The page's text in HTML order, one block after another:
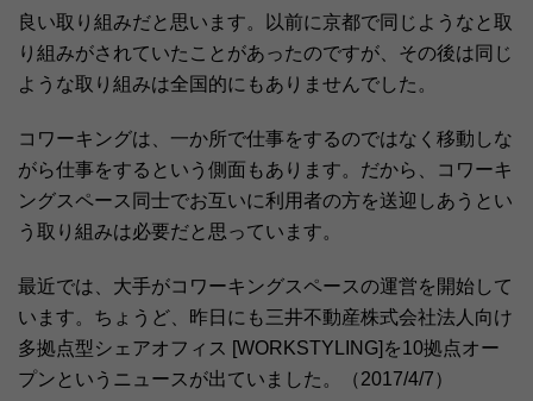
良い取り組みだと思います。以前に京都で同じようなと取
り組みがされていたことがあったのですが、その後は同じ
ような取り組みは全国的にもありませんでした。
コワーキングは、一か所で仕事をするのではなく移動しな
がら仕事をするという側面もあります。だから、コワーキ
ングスペース同士でお互いに利用者の方を送迎しあうとい
う取り組みは必要だと思っています。
最近では、大手がコワーキングスペースの運営を開始して
います。ちょうど、昨日にも三井不動産株式会社法人向け
多拠点型シェアオフィス [WORKSTYLING]を10拠点オー
プンというニュースが出ていました。（2017/4/7）